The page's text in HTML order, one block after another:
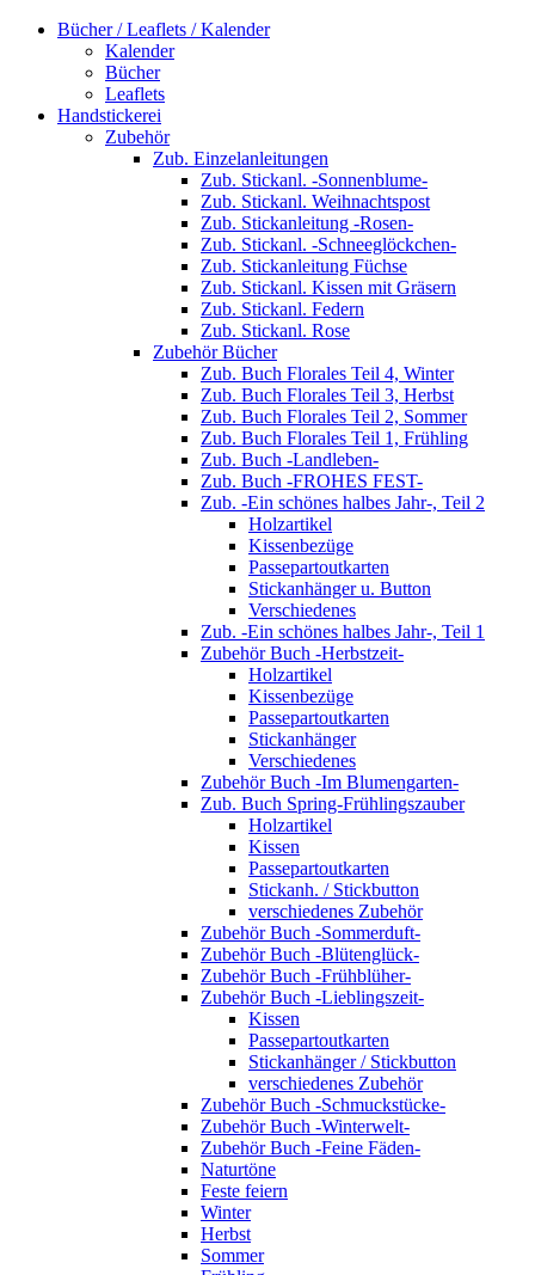
Bücher / Leaflets / Kalender
Kalender
Bücher
Leaflets
Handstickerei
Zubehör
Zub. Einzelanleitungen
Zub. Stickanl. -Sonnenblume-
Zub. Stickanl. Weihnachtspost
Zub. Stickanleitung -Rosen-
Zub. Stickanl. -Schneeglöckchen-
Zub. Stickanleitung Füchse
Zub. Stickanl. Kissen mit Gräsern
Zub. Stickanl. Federn
Zub. Stickanl. Rose
Zubehör Bücher
Zub. Buch Florales Teil 4, Winter
Zub. Buch Florales Teil 3, Herbst
Zub. Buch Florales Teil 2, Sommer
Zub. Buch Florales Teil 1, Frühling
Zub. Buch -Landleben-
Zub. Buch -FROHES FEST-
Zub. -Ein schönes halbes Jahr-, Teil 2
Holzartikel
Kissenbezüge
Passepartoutkarten
Stickanhänger u. Button
Verschiedenes
Zub. -Ein schönes halbes Jahr-, Teil 1
Zubehör Buch -Herbstzeit-
Holzartikel
Kissenbezüge
Passepartoutkarten
Stickanhänger
Verschiedenes
Zubehör Buch -Im Blumengarten-
Zub. Buch Spring-Frühlingszauber
Holzartikel
Kissen
Passepartoutkarten
Stickanh. / Stickbutton
verschiedenes Zubehör
Zubehör Buch -Sommerduft-
Zubehör Buch -Blütenglück-
Zubehör Buch -Frühblüher-
Zubehör Buch -Lieblingszeit-
Kissen
Passepartoutkarten
Stickanhänger / Stickbutton
verschiedenes Zubehör
Zubehör Buch -Schmuckstücke-
Zubehör Buch -Winterwelt-
Zubehör Buch -Feine Fäden-
Naturtöne
Feste feiern
Winter
Herbst
Sommer